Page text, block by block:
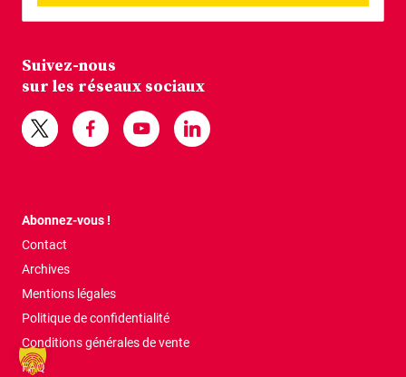
Suivez-nous
sur les réseaux sociaux
Abonnez-vous !
Contact
Archives
Mentions légales
Politique de confidentialité
Conditions générales de vente
FAQ